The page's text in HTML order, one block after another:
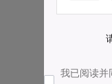
我已阅读并